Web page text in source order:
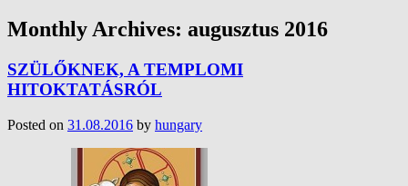
Monthly Archives: augusztus 2016
SZÜLŐKNEK, A TEMPLOMI
HITOKTATÁSRÓL
Posted on 31.08.2016 by hungary